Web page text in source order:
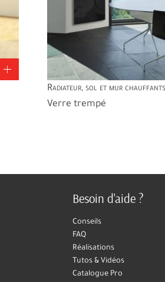
Radiateur, sol et mur chauffants
Verre trempé
Besoin d'aide ?
Conseils
FAQ
Réalisations
Tutos & Vidéos
Catalogue Pro